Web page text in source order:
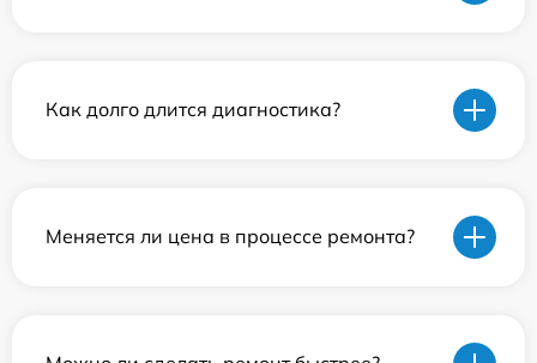
Как долго длится диагностика?
Меняется ли цена в процессе ремонта?